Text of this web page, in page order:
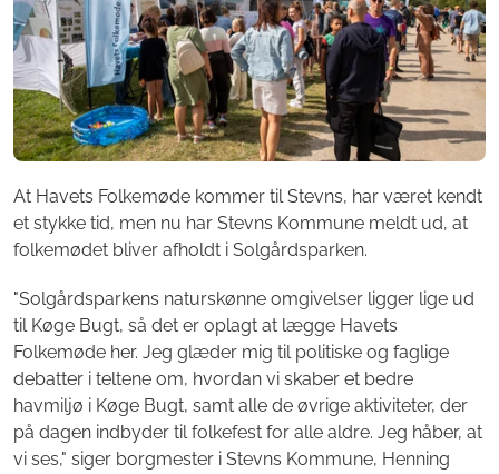
At Havets Folkemøde kommer til Stevns, har været kendt
et stykke tid, men nu har Stevns Kommune meldt ud, at
folkemødet bliver afholdt i Solgårdsparken.
"Solgårdsparkens naturskønne omgivelser ligger lige ud
til Køge Bugt, så det er oplagt at lægge Havets
Folkemøde her. Jeg glæder mig til politiske og faglige
debatter i teltene om, hvordan vi skaber et bedre
havmiljø i Køge Bugt, samt alle de øvrige aktiviteter, der
på dagen indbyder til folkefest for alle aldre. Jeg håber, at
vi ses," siger borgmester i Stevns Kommune, Henning